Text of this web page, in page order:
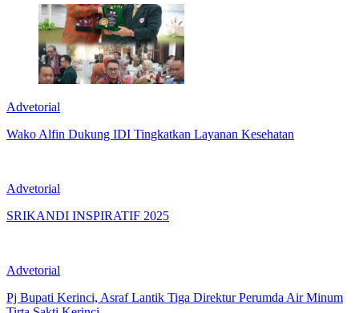
Advetorial
Wako Alfin Dukung IDI Tingkatkan Layanan Kesehatan
Advetorial
SRIKANDI INSPIRATIF 2025
Advetorial
Pj Bupati Kerinci, Asraf Lantik Tiga Direktur Perumda Air Minum